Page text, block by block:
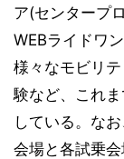
ア(センタープ
WEBライドワ
様々なモビリ
験など、これ
している。な
会場と各試乗